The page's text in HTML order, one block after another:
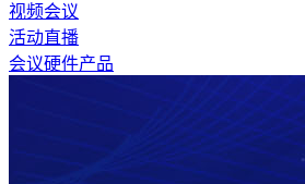
视频会议
活动直播
会议硬件产品